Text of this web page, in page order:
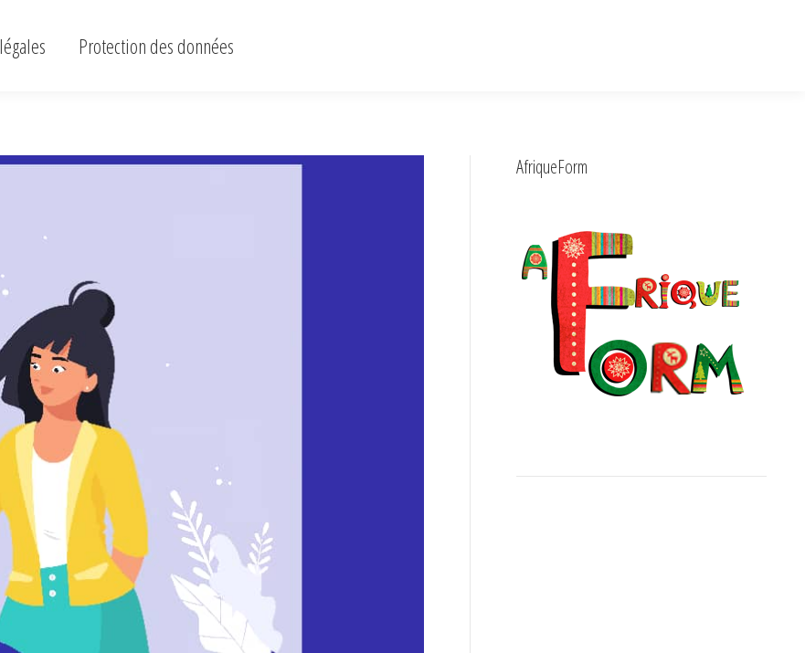
Protection des données
AfriqueForm
Protection des données